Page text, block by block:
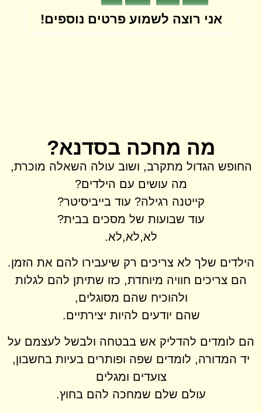
אני רוצה לשמוע פרטים נוספים!
מה מחכה בסדנא?
החופש הגדול מתקרב, ושוב עולה השאלה מוכרת,
מה עושים עם הילדים?
קייטנה רגילה? עוד בייביסיטר?
עוד שבועות של מסכים בבית?
לא,לא,לא.
הילדים שלך לא צריכים רק שיעבירו להם את הזמן.
הם צריכים חוויה מיוחדת, כזו שתיתן להם לגלות
ולהוכיח שהם מסוגלים,
שהם יודעים להיות יצירתיים.
הם לומדים להדליק אש בבטחה ולבשל לעצמם על
יד המדורה, לומדים שפה ופותרים בעיות בחשבון,
צועדים ומגלים
עולם שלם שמחכה להם בחוץ.